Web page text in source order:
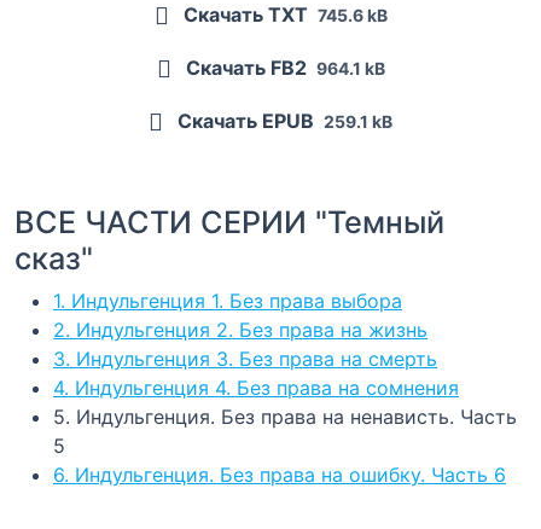
Скачать TXT 745.6 kB
Скачать FB2 964.1 kB
Скачать EPUB 259.1 kB
ВСЕ ЧАСТИ СЕРИИ "Темный
сказ"
1. Индульгенция 1. Без права выбора
2. Индульгенция 2. Без права на жизнь
3. Индульгенция 3. Без права на смерть
4. Индульгенция 4. Без права на сомнения
5. Индульгенция. Без права на ненависть. Часть
5
6. Индульгенция. Без права на ошибку. Часть 6